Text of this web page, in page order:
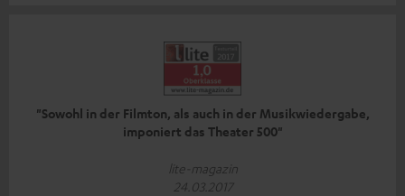
"Sowohl in der Filmton, als auch in der Musikwiedergabe,
imponiert das Theater 500"
lite-magazin
24.03.2017